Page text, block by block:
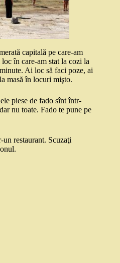
capitală pe care-am
în care-am stat la cozi la
Ai loc să faci poze, ai
masă în locuri mişto.
piese de fado sînt într-
nu toate. Fado te pune pe
un restaurant. Scuzaţi